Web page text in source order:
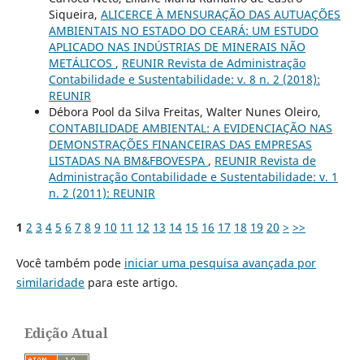
Siqueira, ALICERCE À MENSURAÇÃO DAS AUTUAÇÕES
AMBIENTAIS NO ESTADO DO CEARÁ: UM ESTUDO
APLICADO NAS INDÚSTRIAS DE MINERAIS NÃO
METÁLICOS , REUNIR Revista de Administração
Contabilidade e Sustentabilidade: v. 8 n. 2 (2018):
REUNIR
Débora Pool da Silva Freitas, Walter Nunes Oleiro,
CONTABILIDADE AMBIENTAL: A EVIDENCIAÇÃO NAS
DEMONSTRAÇÕES FINANCEIRAS DAS EMPRESAS
LISTADAS NA BM&FBOVESPA , REUNIR Revista de
Administração Contabilidade e Sustentabilidade: v. 1
n. 2 (2011): REUNIR
1 2 3 4 5 6 7 8 9 10 11 12 13 14 15 16 17 18 19 20 > >>
Você também pode iniciar uma pesquisa avançada por
similaridadepara este artigo.
Edição Atual